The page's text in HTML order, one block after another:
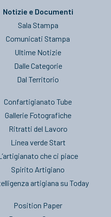
Notizie e Documenti
Sala Stampa
Comunicati Stampa
Ultime Notizie
Dalle Categorie
Dal Territorio
Confartigianato Tube
Gallerie Fotografiche
Ritratti del Lavoro
Linea verde Start
che ci piace
Spirito Artigiano
artigiana su Today
Position Paper